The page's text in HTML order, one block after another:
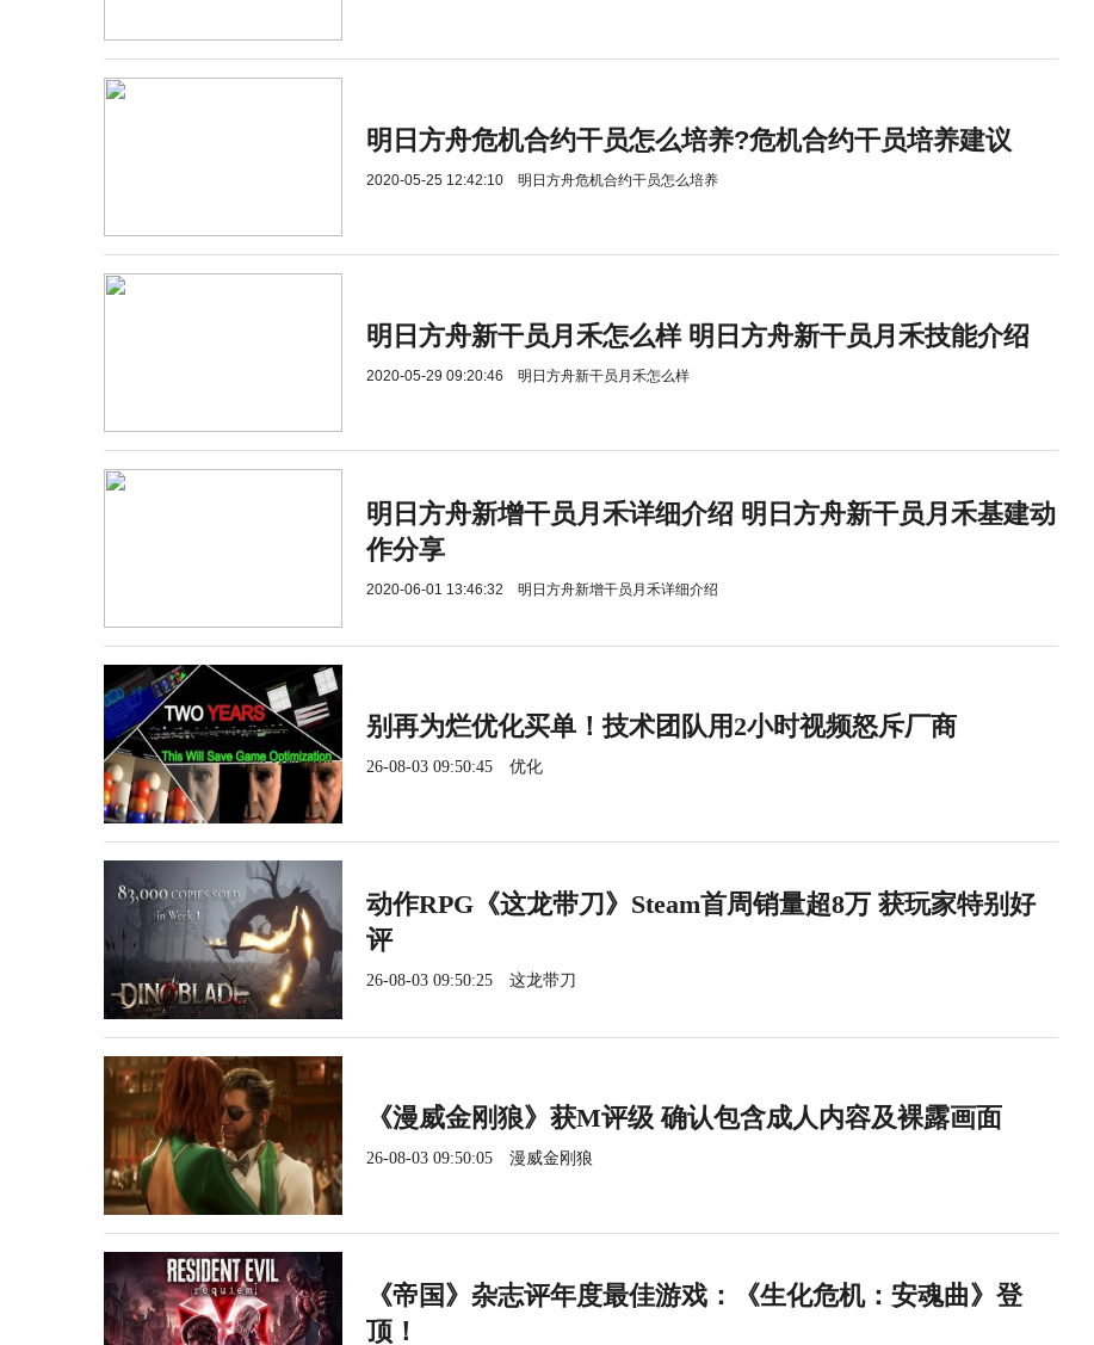
明日方舟危机合约干员怎么培养?危机合约干员培养建议
2020-05-25 12:42:10 明日方舟危机合约干员怎么培养
明日方舟新干员月禾怎么样 明日方舟新干员月禾技能介绍
2020-05-29 09:20:46 明日方舟新干员月禾怎么样
明日方舟新增干员月禾详细介绍 明日方舟新干员月禾基建动
作分享
2020-06-01 13:46:32 明日方舟新增干员月禾详细介绍
别再为烂优化买单！技术团队用2小时视频怒斥厂商
26-08-03 09:50:45 优化
动作RPG《这龙带刀》Steam首周销量超8万 获玩家特别好
评
26-08-03 09:50:25 这龙带刀
《漫威金刚狼》获M评级 确认包含成人内容及裸露画面
26-08-03 09:50:05 漫威金刚狼
《帝国》杂志评年度最佳游戏：《生化危机：安魂曲》登
顶！